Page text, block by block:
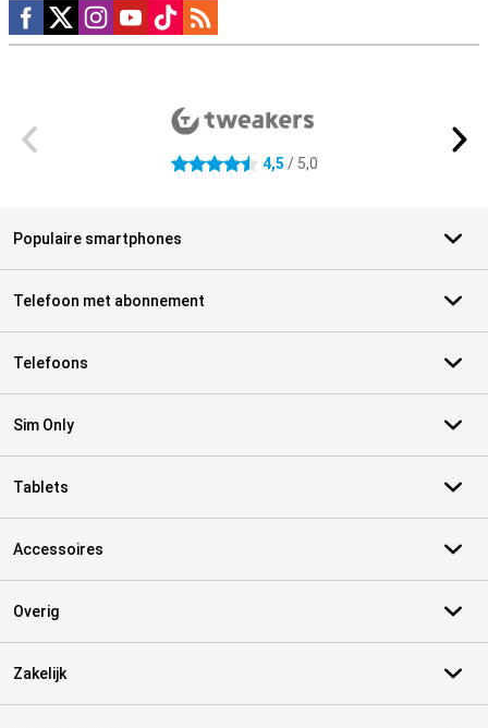
Social media
4.5 sterren 4,5 / 5,0
Populaire smartphones
Telefoon met abonnement
Telefoons
Sim Only
Tablets
Accessoires
Overig
Zakelijk